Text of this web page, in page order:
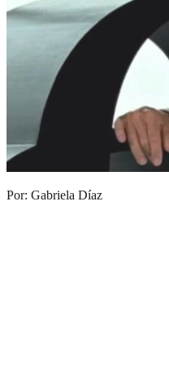
Por: Gabriela Díaz